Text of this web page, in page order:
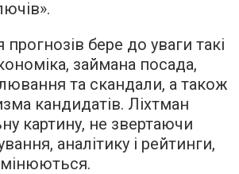
бере до уваги такі
займана посада,
та скандали, а також
кандидатів. Ліхтман
картину, не звертаючи
аналітику і рейтинги,